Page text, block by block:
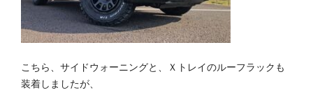
こちら、サイドウォーニングと、Ｘトレイのルーフラックも
装着しましたが、